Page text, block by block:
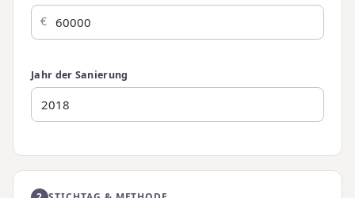
Jahr der Sanierung